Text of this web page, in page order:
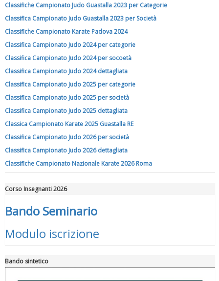
Tiziano Pesce a Radio InBlu2000 traccia il bilancio della stagione
Ddl Lobby, Uisp: “Il Parlamento valorizzi le nostre specificità"
Classifiche Campionato Judo Guastalla 2023 per Categorie
Classifica Campionato Judo Guastalla 2023 per Società
Classifiche Campionato Karate Padova 2024
Classifica Campionato Judo 2024 per categorie
Classifica Campionato Judo 2024 per socoetà
Classifica Campionato Judo 2024 dettagliata
Classifica Campionato Judo 2025 per categorie
Classifica Campionato Judo 2025 per società
Classifica Campionato Judo 2025 dettagliata
Classica Campionato Karate 2025 Guastalla RE
Classifica Campionato Judo 2026 per società
Classifica Campionato Judo 2026 dettagliata
Classifiche Campionato Nazionale Karate 2026 Roma
Corso Insegnanti 2026
Bando Seminario
Modulo iscrizione
Bando sintetico